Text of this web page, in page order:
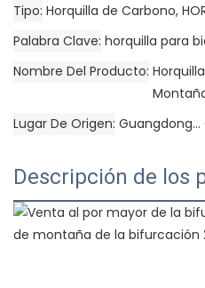
Tipo Horquilla de Carbono,
Palabra Clave horquilla para
Nombre Del Producto
Lugar De Origen Guangdong...
Descripción de los